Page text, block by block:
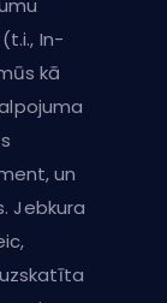
In-
kā
un
Jebkura